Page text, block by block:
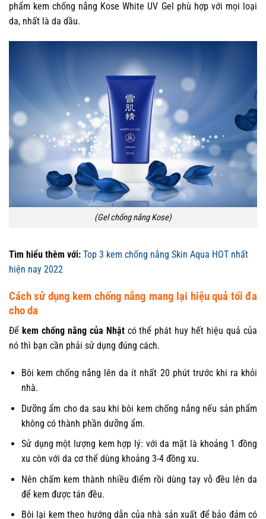
phẩm kem chống nắng Kose White UV Gel phù hợp với mọi loại
da, nhất là da dầu.
(Gel chống nắng Kose)
Tìm hiểu thêm với: Top 3 kem chống nắng Skin Aqua HOT nhất
hiện nay 2022
Cách sử dụng kem chống nắng mang lại hiệu quả tối đa
cho da
Để kem chống nắng của Nhậtcó thể phát huy hết hiệu quả của
nó thì bạn cần phải sử dụng đúng cách.
Bôi kem chống nắng lên da ít nhất 20 phút trước khi ra khỏi
nhà.
Dưỡng ẩm cho da sau khi bôi kem chống nắng nếu sản phẩm
không có thành phần dưỡng ẩm.
Sử dụng một lượng kem hợp lý: với da mặt là khoảng 1 đồng
xu còn với da cơ thể dùng khoảng 3-4 đồng xu.
Nên chấm kem thành nhiều điểm rồi dùng tay vỗ đều lên da
để kem được tán đều.
Bôi lại kem theo hướng dẫn của nhà sản xuất để bảo đảm có